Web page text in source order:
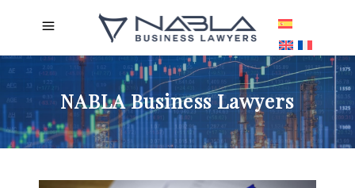
NABLA Business Lawyers